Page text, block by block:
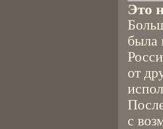
Это
была
от
с